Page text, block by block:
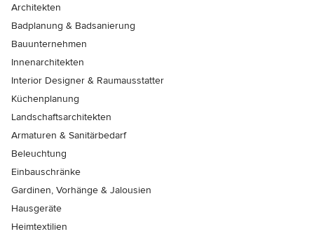
Architekten
Badplanung & Badsanierung
Bauunternehmen
Innenarchitekten
Interior Designer & Raumausstatter
Küchenplanung
Landschaftsarchitekten
Armaturen & Sanitärbedarf
Beleuchtung
Einbauschränke
Gardinen, Vorhänge & Jalousien
Hausgeräte
Heimtextilien